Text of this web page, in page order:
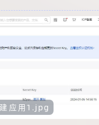
应用1.jpg